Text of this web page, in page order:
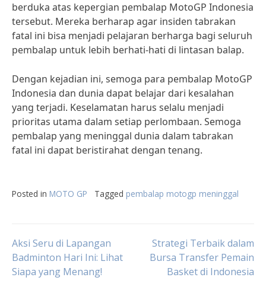
berduka atas kepergian pembalap MotoGP Indonesia
tersebut. Mereka berharap agar insiden tabrakan
fatal ini bisa menjadi pelajaran berharga bagi seluruh
pembalap untuk lebih berhati-hati di lintasan balap.
Dengan kejadian ini, semoga para pembalap MotoGP
Indonesia dan dunia dapat belajar dari kesalahan
yang terjadi. Keselamatan harus selalu menjadi
prioritas utama dalam setiap perlombaan. Semoga
pembalap yang meninggal dunia dalam tabrakan
fatal ini dapat beristirahat dengan tenang.
Posted in MOTO GP Tagged pembalap motogp meninggal
Post
navigation
Aksi Seru di Lapangan
Badminton Hari Ini: Lihat
Siapa yang Menang!
Strategi Terbaik dalam
Bursa Transfer Pemain
Basket di Indonesia